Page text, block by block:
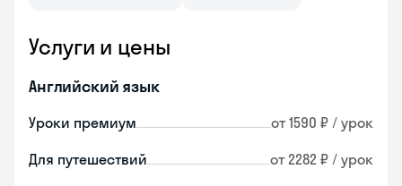
Услуги и цены
Английский язык
Уроки премиум от 1590 ₽ / урок
Для путешествий от 2282 ₽ / урок